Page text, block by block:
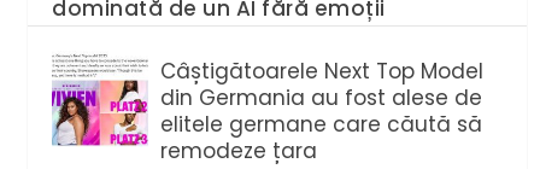
dominată de un AI fără emoții
Câștigătoarele Next Top Model
din Germania au fost alese de
elitele germane care căută să
remodeze țara